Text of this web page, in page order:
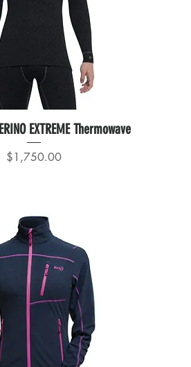
EXTREME Thermowave
Precio
$1,750.00